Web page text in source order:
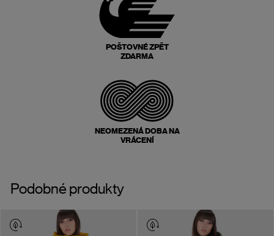
POŠTOVNÉ ZPĚT
ZDARMA
NEOMEZENÁ DOBA NA
VRÁCENÍ
Podobné produkty